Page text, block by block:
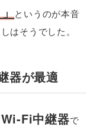
というのが本音
はそうでした。
器が最適
Wi-Fi中継器で